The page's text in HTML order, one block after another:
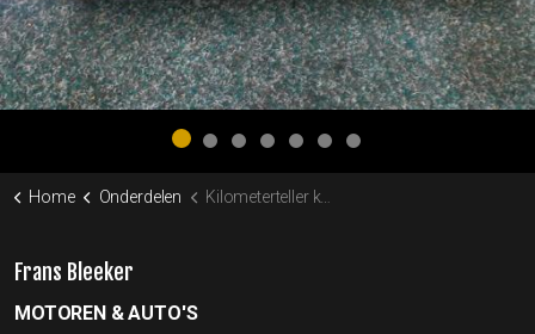
Home Onderdelen Kilometerteller km teller dash. toyota p.up
Frans Bleeker
MOTOREN & AUTO'S